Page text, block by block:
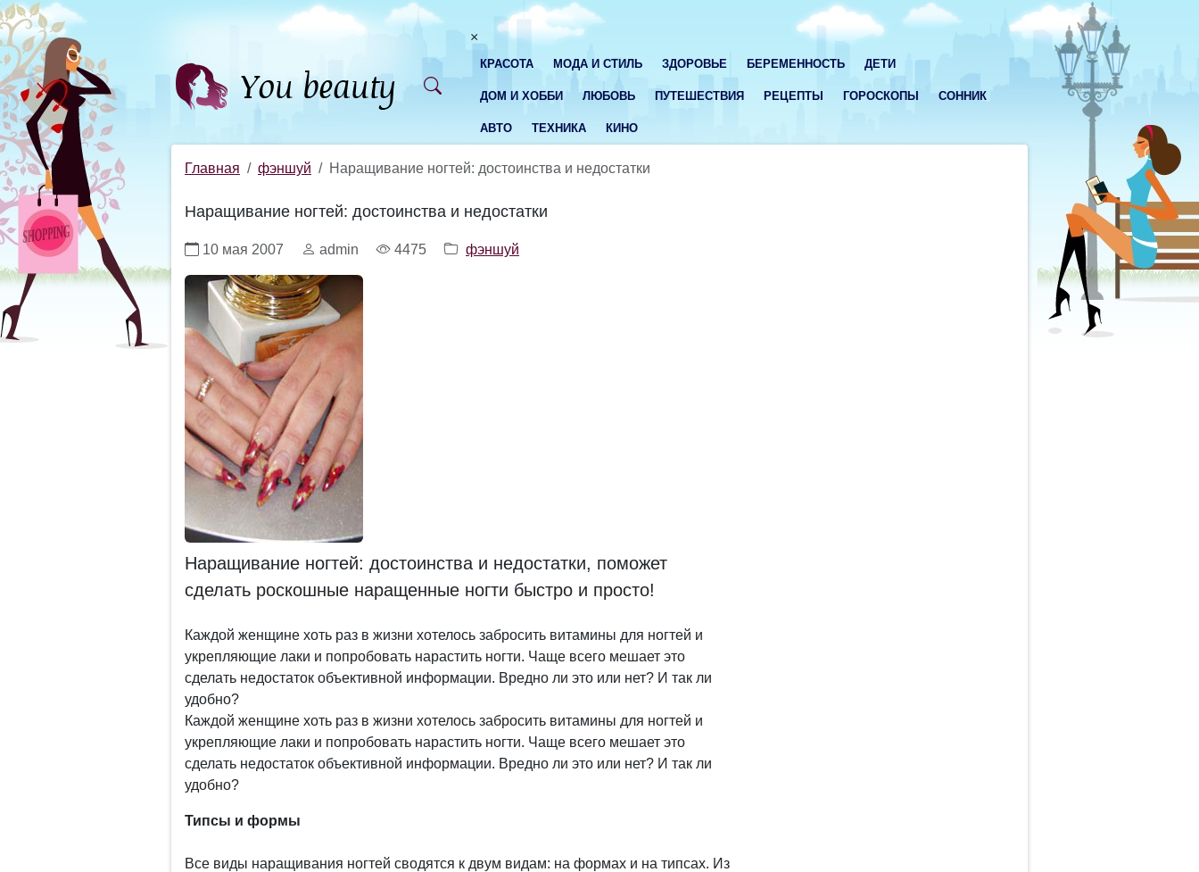
×
КРАСОТА МОДА И СТИЛЬ ЗДОРОВЬЕ БЕРЕМЕННОСТЬ ДЕТИ
ДОМ И ХОББИ ЛЮБОВЬ ПУТЕШЕСТВИЯ РЕЦЕПТЫ ГОРОСКОПЫ СОННИК
АВТО ТЕХНИКА КИНО
Главная фэншуй Наращивание ногтей: достоинства и недостатки
Наращивание ногтей: достоинства и недостатки
10 мая 2007 admin 4475 фэншуй
Наращивание ногтей: достоинства и недостатки, поможет
сделать роскошные наращенные ногти быстро и просто!
Каждой женщине хоть раз в жизни хотелось забросить витамины для ногтей и
укрепляющие лаки и попробовать нарастить ногти. Чаще всего мешает это
сделать недостаток объективной информации. Вредно ли это или нет? И так ли
удобно?
Каждой женщине хоть раз в жизни хотелось забросить витамины для ногтей и
укрепляющие лаки и попробовать нарастить ногти. Чаще всего мешает это
сделать недостаток объективной информации. Вредно ли это или нет? И так ли
удобно?
Типсы и формы
Все виды наращивания ногтей сводятся к двум видам: на формах и на типсах. Из